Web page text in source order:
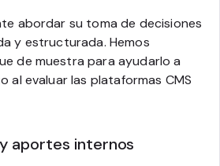
abordar su toma de decisiones
y estructurada. Hemos
de muestra para ayudarlo a
al evaluar las plataformas CMS
aportes internos